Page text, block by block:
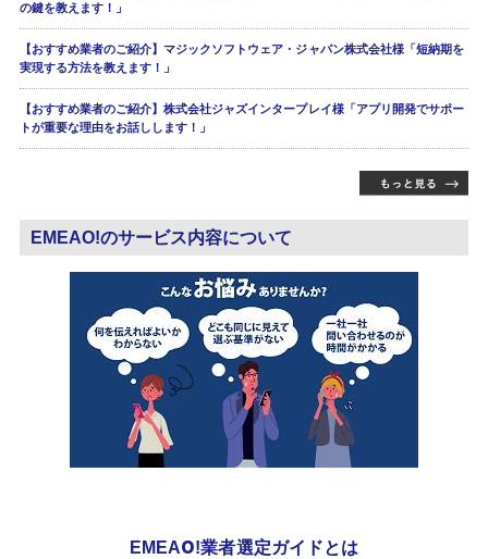
の鍵を教えます！」
【おすすめ業者のご紹介】マジックソフトウェア・ジャパン株式会社様「短納期を
実現する方法を教えます！」
【おすすめ業者のご紹介】株式会社ジャズインタープレイ様「アプリ開発でサポー
トが重要な理由をお話しします！」
EMEAO!のサービス内容について
EMEAO!業者選定ガイドとは